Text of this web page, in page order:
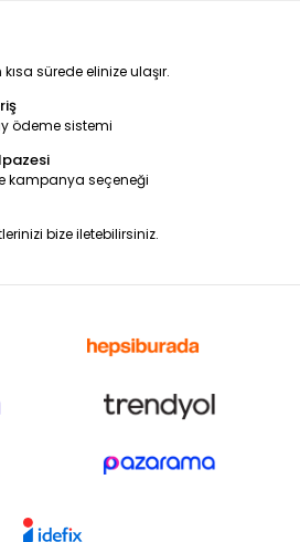
sürede elinize ulaşır.
ödeme sistemi
kampanya seçeneği
bize iletebilirsiniz.